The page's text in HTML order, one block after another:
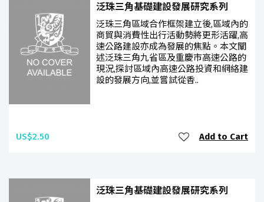
泛珠三角基礎建設發展研究系列
泛珠三角區域合作框架建立後,區域內的
商貿與消費性出行活動勢將更形活躍,高
速公路建設亦成為發展的焦點。本文闡
述泛珠三角九省區及重慶市高速公路的
現況,探討區域內高速公路投資和網絡建
設的發展方向,並嘗試從香..
US$2.50 Add to Cart
泛珠三角基礎建設發展研究系列